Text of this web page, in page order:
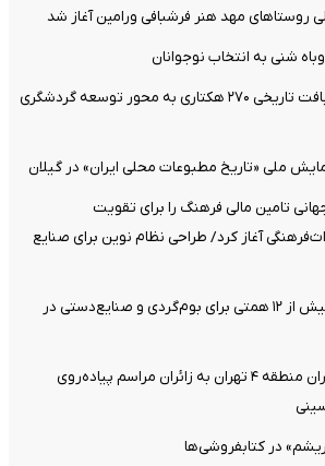
روستاهای مهد هنر فرشبافی ورامین آغاز شد
شنی به انتخاب نوجوانان
دزفول آماده تبدیل بافت تاریخی ۲۷۰ هکتاری به محور توسعه گردشگری
ملی «تاریخ مطبوعات محلی ایران» در گیلان
تامین مالی فرهنگ را برای تقویت
آغاز کرد/ طراحی نظام نوین برای صنایع
اختصاص تسهیلات بیش از ۱۲ همتی برای بوم‌گردی و صنایع‌دستی در
خدمت‌رسانی خادمیاران منطقه ۴ تهران به زائران مراسم پیاده‌روی
در کتابفروشی‌ها